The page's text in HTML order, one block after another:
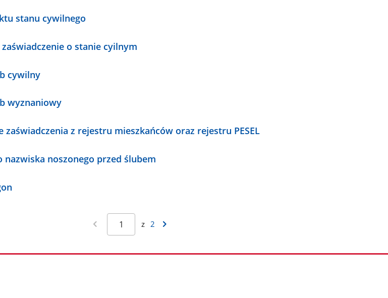
stanu cywilnego
zaświadczenie o stanie cyilnym
cywilny
wyznaniowy
zaświadczenia z rejestru mieszkańców oraz rejestru PESEL
nazwiska noszonego przed ślubem
z 2